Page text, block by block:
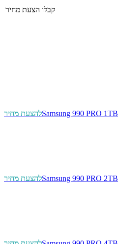
קבלו הצעת מחיר
Samsung 990 PRO 1TBלהצעת מחיר
Samsung 990 PRO 2TBלהצעת מחיר